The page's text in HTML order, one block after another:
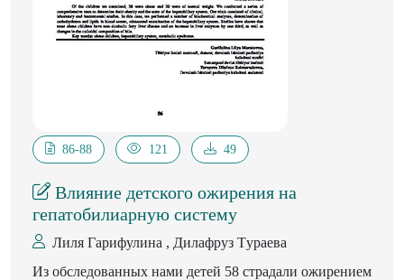
отклонения ТМИ в 2 раза, нарушение
холестеринового обмена, гиперинсулинемия,
повышение индекса НОМА, а также
гиперсимпатические изменения суточного
86-88 121 49
Влияние детского ожирения на
гепатобилиарную систему
Лиля Гарифулина , Дилафруз Tураева
Из обследованных нами детей 58 страдали ожирением